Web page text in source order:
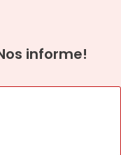
informe!